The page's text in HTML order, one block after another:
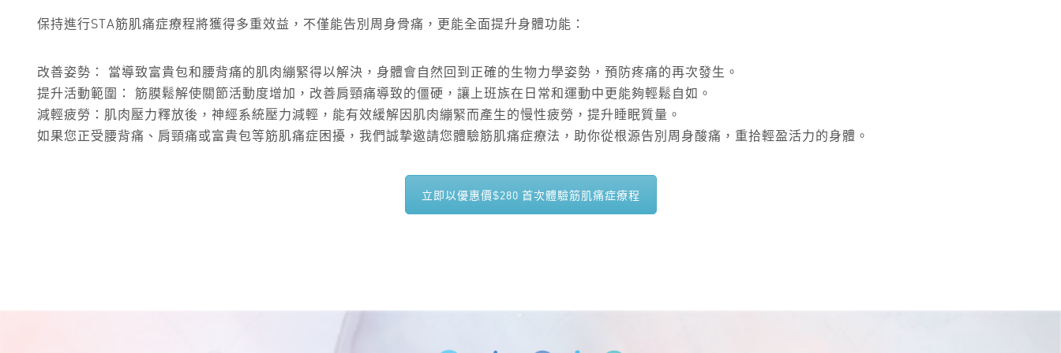
保持進行STA筋肌痛症療程將獲得多重效益，不僅能告別周身骨痛，更能全面提升身體功能：
改善姿勢： 當導致富貴包和腰背痛的肌肉繃緊得以解決，身體會自然回到正確的生物力學姿勢，預防疼痛的再次發生。
提升活動範圍： 筋膜鬆解使關節活動度增加，改善肩頸痛導致的僵硬，讓上班族在日常和運動中更能夠輕鬆自如。
減輕疲勞：肌肉壓力釋放後，神經系統壓力減輕，能有效緩解因肌肉繃緊而產生的慢性疲勞，提升睡眠質量。
如果您正受腰背痛、肩頸痛或富貴包等筋肌痛症困擾，我們誠摯邀請您體驗筋肌痛症療法，助你從根源告別周身酸痛，重拾輕盈活力的身體。
立即以優惠價$280 首次體驗筋肌痛症療程